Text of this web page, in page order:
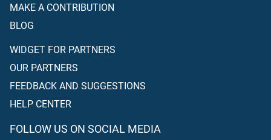
MAKE A CONTRIBUTION
BLOG
WIDGET FOR PARTNERS
OUR PARTNERS
FEEDBACK AND SUGGESTIONS
HELP CENTER
FOLLOW US ON SOCIAL MEDIA